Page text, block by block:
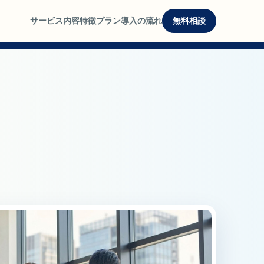
サービス内容特徴プラン導入の流れ 無料相談